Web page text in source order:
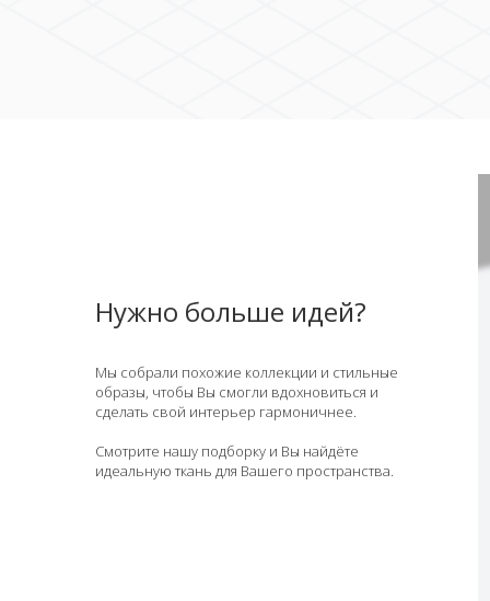
Нужно больше идей?
Мы собрали похожие коллекции и стильные
образы, чтобы Вы смогли вдохновиться и
сделать свой интерьер гармоничнее.
Смотрите нашу подборку и Вы найдёте
идеальную ткань для Вашего пространства.